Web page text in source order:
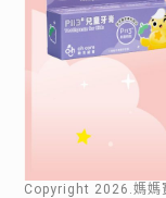
Copyright 2026 .媽